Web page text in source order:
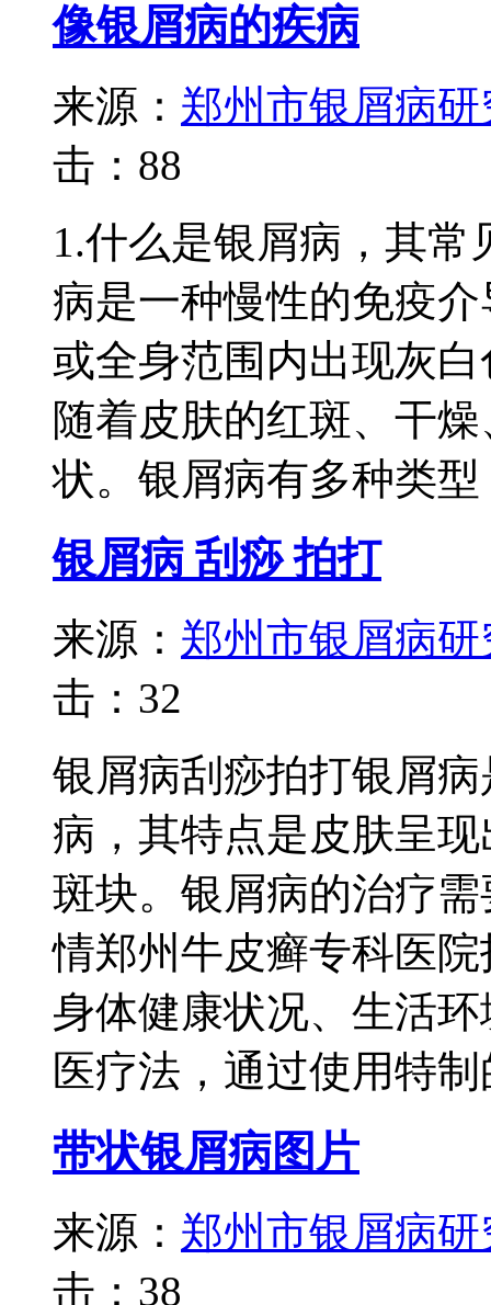
像银屑病的疾病
来源： 郑州市银屑病研
击： 88
1.什么是银屑病，其
病是一种慢性的免疫
或全身范围内出现灰
随着皮肤的红斑、干
状。银屑病有多种类型
银屑病 刮痧 拍打
来源： 郑州市银屑病研
击： 32
银屑病刮痧拍打银屑
病，其特点是皮肤呈
斑块。银屑病的治疗
情郑州牛皮癣专科医
身体健康状况、生活
医疗法，通过使用特
带状银屑病图片
来源： 郑州市银屑病研
击： 38